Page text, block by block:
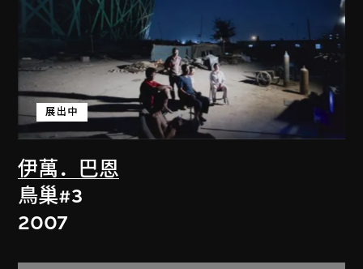
伊萬．巴恩
展出中
鳥巢#3
2007